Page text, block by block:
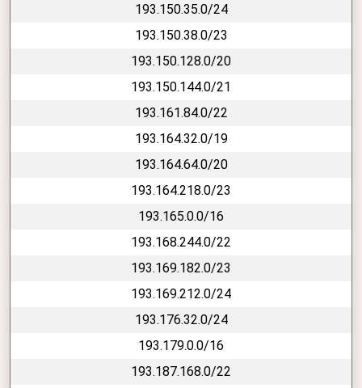
193.150.35.0/24
193.150.38.0/23
193.150.128.0/20
193.150.144.0/21
193.161.84.0/22
193.164.32.0/19
193.164.64.0/20
193.164.218.0/23
193.165.0.0/16
193.168.244.0/22
193.169.182.0/23
193.169.212.0/24
193.176.32.0/24
193.179.0.0/16
193.187.168.0/22